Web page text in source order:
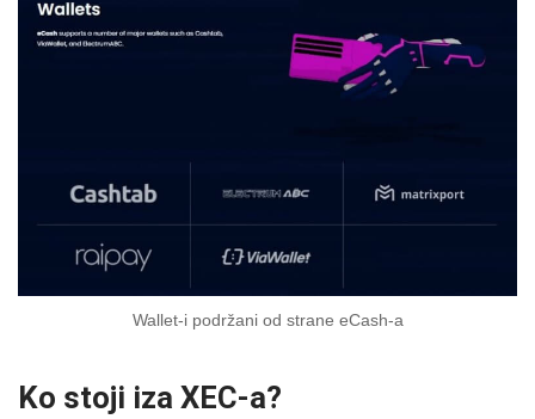
Wallet-i podržani od strane eCash-a
Ko stoji iza XEC-a?